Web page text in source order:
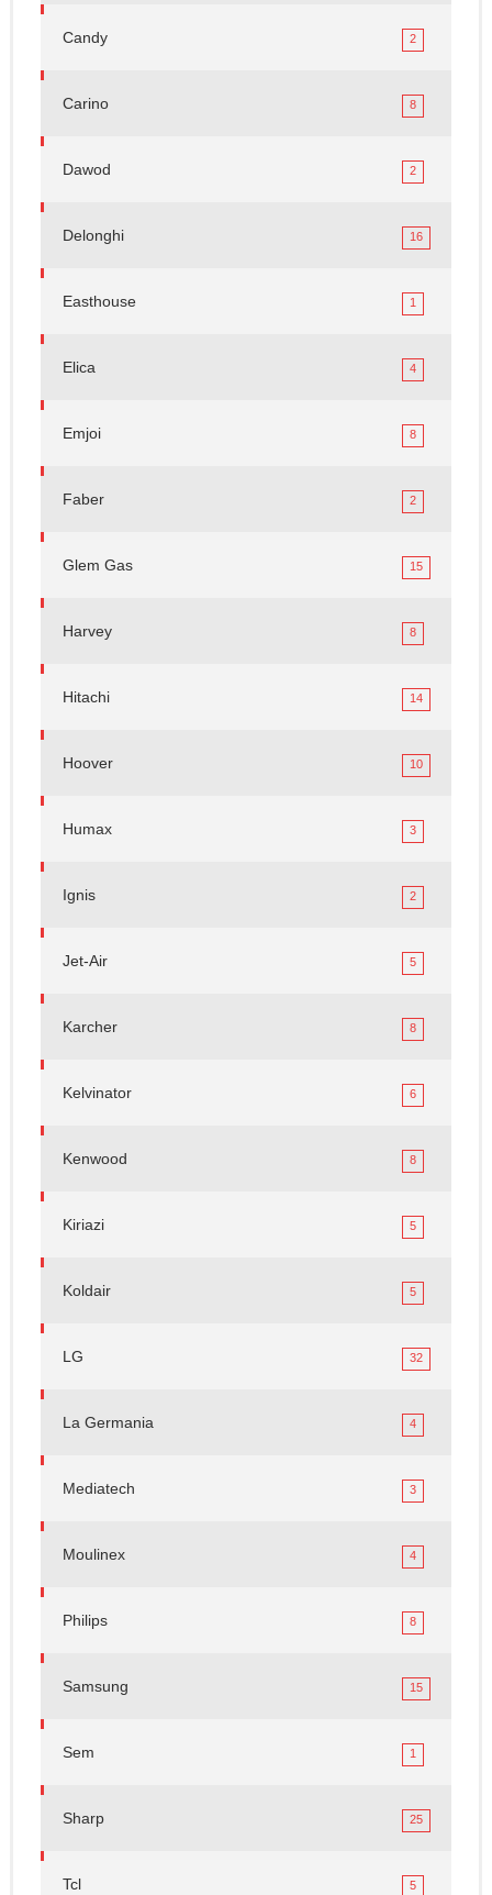
Candy 2
Carino 8
Dawod 2
Delonghi 16
Easthouse 1
Elica 4
Emjoi 8
Faber 2
Glem Gas 15
Harvey 8
Hitachi 14
Hoover 10
Humax 3
Ignis 2
Jet-Air 5
Karcher 8
Kelvinator 6
Kenwood 8
Kiriazi 5
Koldair 5
LG 32
La Germania 4
Mediatech 3
Moulinex 4
Philips 8
Samsung 15
Sem 1
Sharp 25
Tcl 5